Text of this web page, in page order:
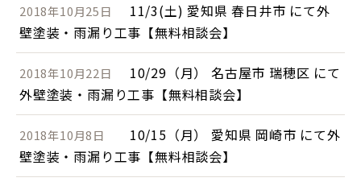
2018年10月25日
11/3(土) 愛知県 春日井市 にて外
壁塗装・雨漏り工事【無料相談会】
2018年10月22日
10/29（月） 名古屋市 瑞穂区 にて
外壁塗装・雨漏り工事【無料相談会】
2018年10月8日
10/15（月） 愛知県 岡崎市 にて外
壁塗装・雨漏り工事【無料相談会】